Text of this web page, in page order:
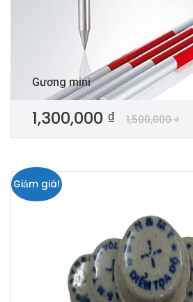
Gương mini
1,500,000₫
1,300,000 ₫
Giảm giá!